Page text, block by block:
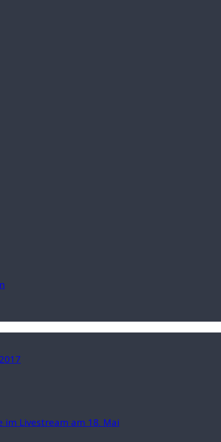
Livestream am 18. Mai